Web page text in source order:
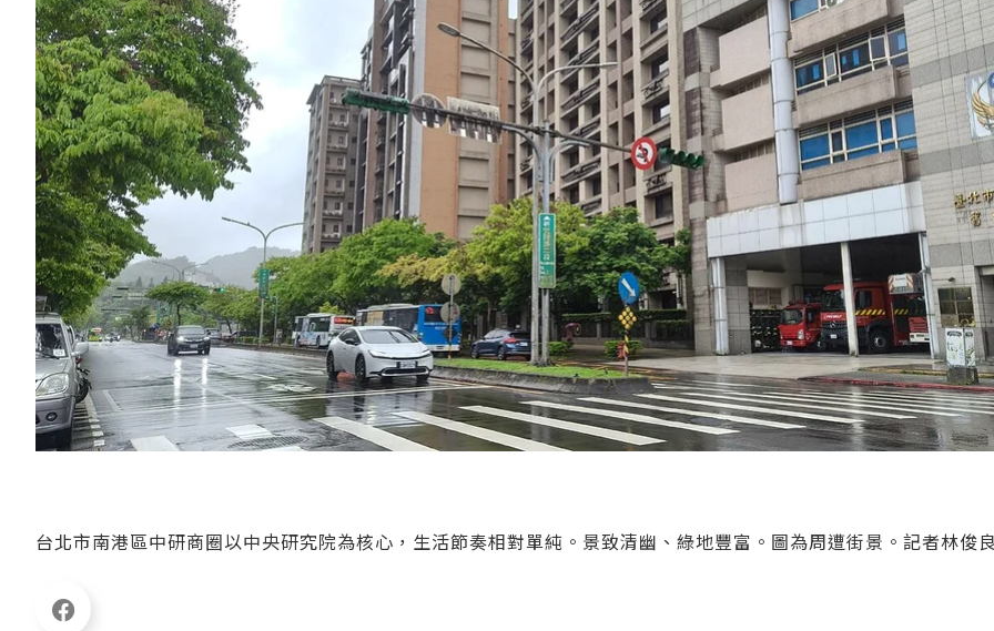
台北市南港區中研商圈以中央研究院為核心，生活節奏相對單純。景致清幽、綠地豐富。圖為周遭街景。記者林俊